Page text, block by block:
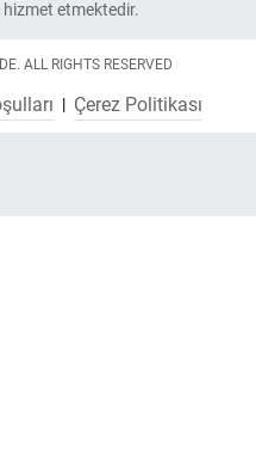
etmektedir.
ALL RIGHTS RESERVED
Çerez Politikası